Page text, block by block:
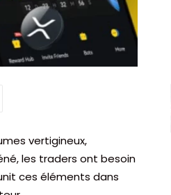
vertigineux,
les traders ont besoin
ces éléments dans